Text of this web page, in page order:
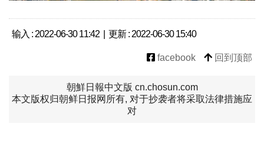
输入 : 2022-06-30 11:42 | 更新 : 2022-06-30 15:40
facebook 回到顶部
朝鮮日報中文版 cn.chosun.com
本文版权归朝鲜日报网所有, 对于抄袭者将采取法律措施应
对